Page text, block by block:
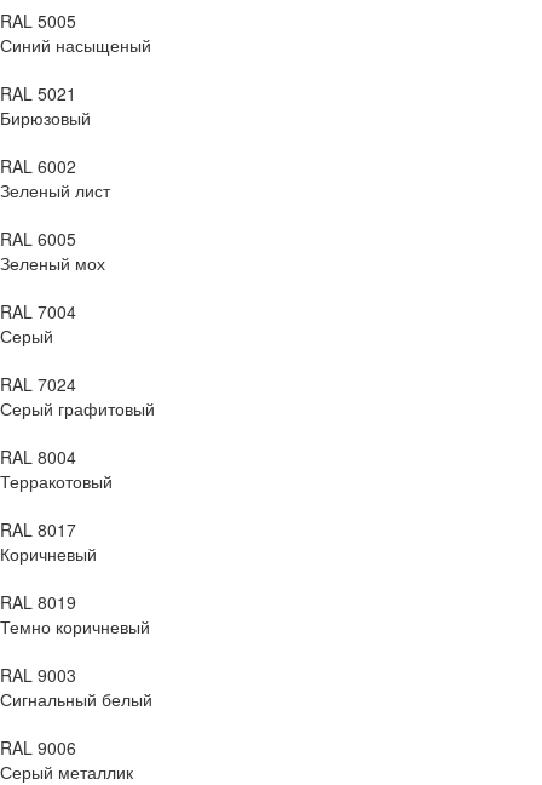
RAL 5005
Синий насыщеный
RAL 5021
Бирюзовый
RAL 6002
Зеленый лист
RAL 6005
Зеленый мох
RAL 7004
Серый
RAL 7024
Серый графитовый
RAL 8004
Терракотовый
RAL 8017
Коричневый
RAL 8019
Темно коричневый
RAL 9003
Сигнальный белый
RAL 9006
Серый металлик